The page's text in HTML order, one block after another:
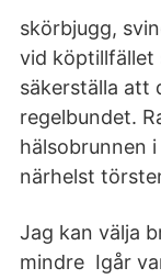
skörbjugg,
vid köptillfället
säkerställa att
regelbundet.
hälsobrunnen
närhelst
Jag kan välja
mindre Igår